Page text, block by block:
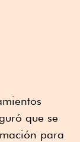
que se
para